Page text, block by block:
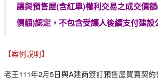
讓與預售屋(含紅單)權利交易之成交價
價額)認定，不包含受讓人後續支付建設
【案例說明】
老王111年2月5日與A建商簽訂預售屋買賣契